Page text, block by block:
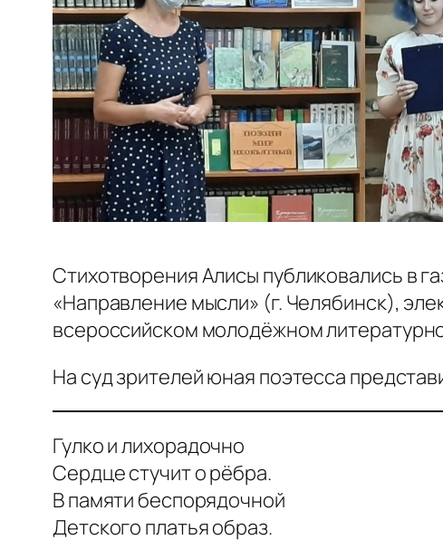
Стихотворения Алисы публиковались в
«Направление мысли» (г. Челябинск),
всероссийском молодёжном
На суд зрителей юная поэтесса
Гулко и лихорадочно
Сердце стучит о рёбра.
В памяти беспорядочной
Детского платья образ.